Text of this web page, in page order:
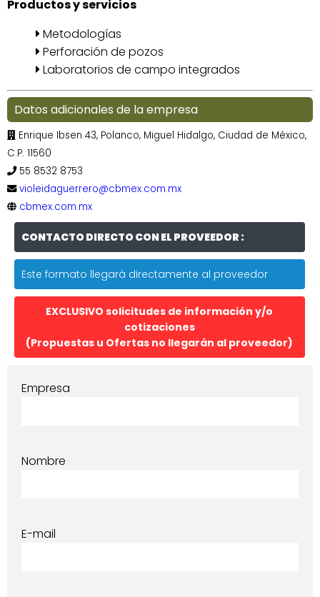
Productos y servicios
Metodologías
Perforación de pozos
Laboratorios de campo integrados
Datos adicionales de la empresa
Enrique Ibsen 43, Polanco, Miguel Hidalgo, Ciudad de México,
C.P. 11560
55 8532 8753
violeidaguerrero@cbmex.com.mx
cbmex.com.mx
CONTACTO DIRECTO CON EL PROVEEDOR :
Este formato llegará directamente al proveedor
EXCLUSIVO solicitudes de información y/o
cotizaciones
(Propuestas u Ofertas no llegarán al proveedor)
Empresa
Nombre
E-mail